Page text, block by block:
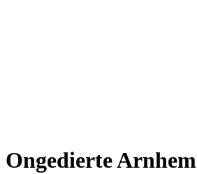
Ongedierte Arnhem